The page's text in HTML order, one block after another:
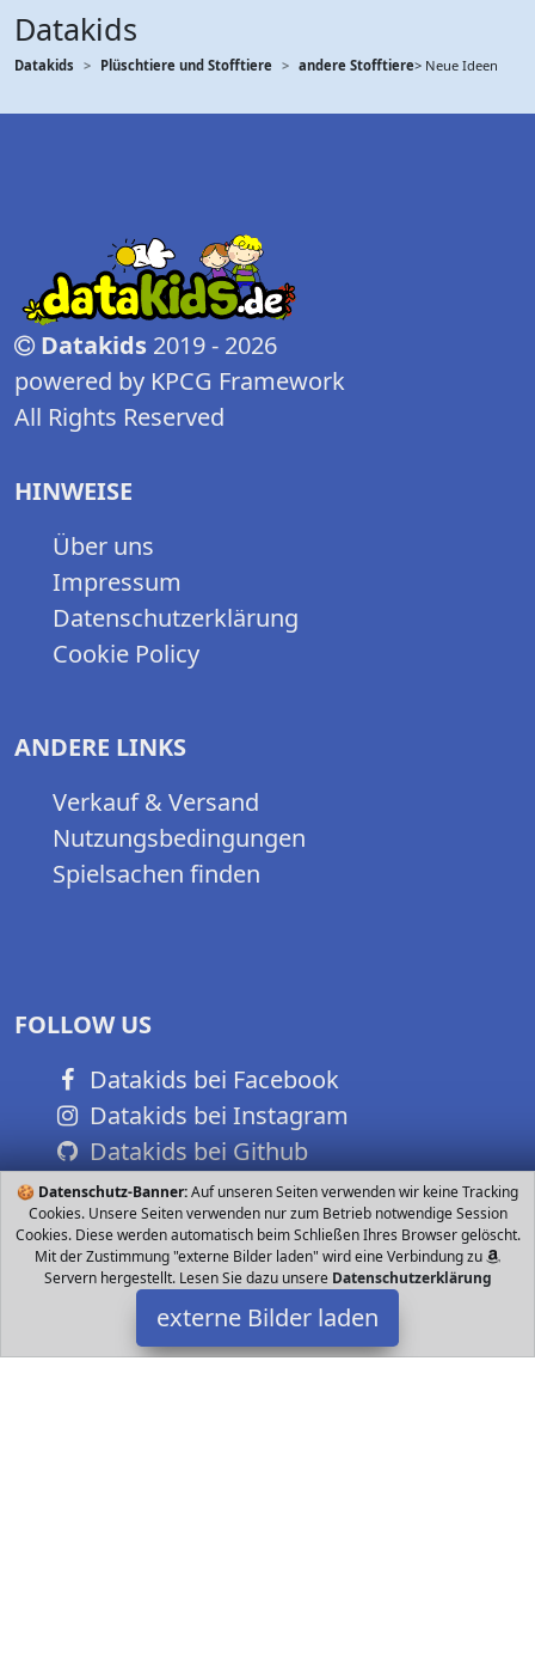
Datakids
Datakids Plüschtiere und Stofftiere andere Stofftiere> Neue Ideen
🍪 Datenschutz-Banner:Auf unseren Seiten verwenden wir keine Tracking
Cookies. Unsere Seiten verwenden nur zum Betrieb notwendige Session
Cookies. Diese werden automatisch beim Schließen Ihres Browser gelöscht.
Mit der Zustimmung "externe Bilder laden" wird eine Verbindung zu
Servern hergestellt. Lesen Sie dazu unsere Datenschutzerklärung
externe Bilder laden
Datakids 2019 - 2026
powered by KPCG Framework
All Rights Reserved
HINWEISE
Über uns
Impressum
Datenschutzerklärung
Cookie Policy
ANDERE LINKS
Verkauf & Versand
Nutzungsbedingungen
Spielsachen finden
FOLLOW US
Datakids bei Facebook
Datakids bei Instagram
Datakids bei Github